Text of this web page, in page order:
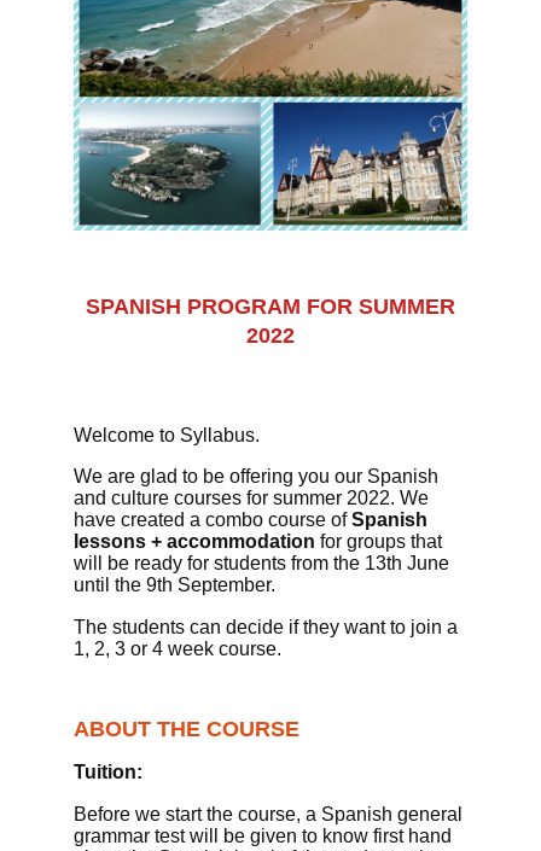
SPANISH PROGRAM FOR SUMMER
2022
Welcome to Syllabus.
We are glad to be offering you our Spanish
and culture courses for summer 2022. We
have created a combo course ofSpanish
lessons + accommodation for groups that
will be ready for students fromthe 13th June
until the 9th September.
The students can decide if they want to join a
1, 2, 3 or 4 week course.
ABOUT THE COURSE
Tuition:
Before we start the course, a Spanish general
grammar testwill be given to know first hand